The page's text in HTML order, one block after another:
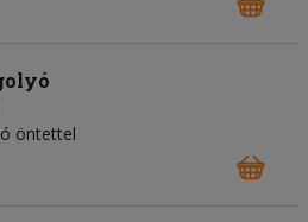
öntettel